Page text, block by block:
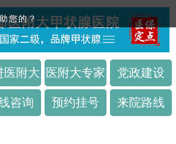
医附大 医附大专家 党政建设
咨询 预约挂号 来院路线
您的？